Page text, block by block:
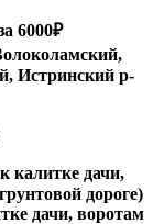
6000₽
Истринский р-
калитке дачи,
дороге)
дачи, воротам